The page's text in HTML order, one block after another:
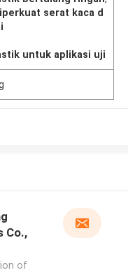
serat kaca d
untuk aplikasi uji
Co.,
of